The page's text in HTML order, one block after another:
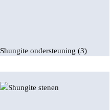
Shungite ondersteuning (3)